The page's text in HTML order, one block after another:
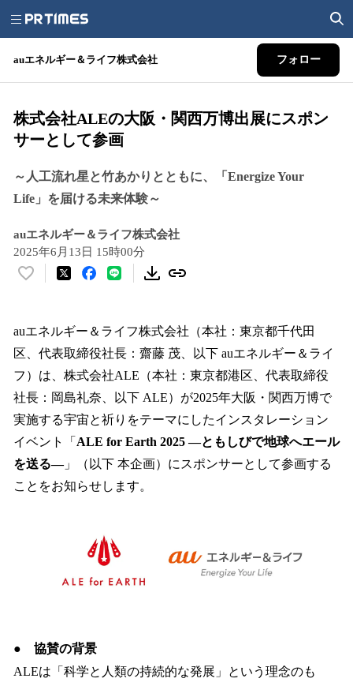
auエネルギー＆ライフ株式会社 フォロー
株式会社ALEの大阪・関西万博出展にスポン
サーとして参画
～人工流れ星と竹あかりとともに、「Energize Your
Life」を届ける未来体験～
auエネルギー＆ライフ株式会社
2025年6月13日 15時00分
い
！
を
読
み
込
み
中
で
す
auエネルギー＆ライフ株式会社（本社：東京都千代田
区、代表取締役社長：齋藤 茂、以下 auエネルギー＆ライ
フ）は、株式会社ALE（本社：東京都港区、代表取締役
社長：岡島礼奈、以下 ALE）が2025年大阪・関西万博で
実施する宇宙と祈りをテーマにしたインスタレーション
イベント「 ALE for Earth 2025 ―ともしびで地球へエール
を送る―」（以下 本企画）にスポンサーとして参画する
ことをお知らせします。
● 協賛の背景
ALEは「科学と人類の持続的な発展」という理念のも